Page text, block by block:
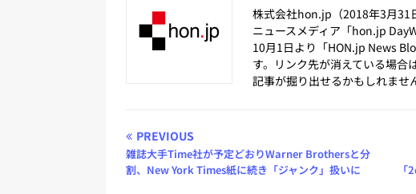
株式会社hon.jp（2018年3月31
ニュースメディア「hon.jp
10月1日より「HON.jp News
す。リンク先が消えている場合は
記事が掘り出せるかもしれませ
PREVIOUS
雑誌大手Time社が予定どおりWarner Brothersと分
割、New York Times紙に続き「ジャンク」扱いに